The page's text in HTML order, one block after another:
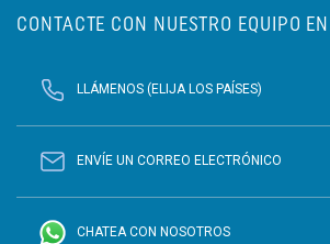
CONTACTE CON NUESTRO EQUIPO
LLÁMENOS (ELIJA LOS PAÍSES)
ENVÍE UN CORREO ELECTRÓNICO
CHATEA CON NOSOTROS